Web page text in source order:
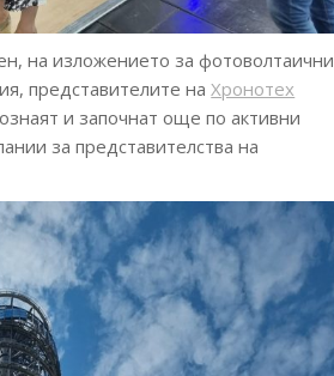
на изложението за фотоволтаични
представителите наХронотех
и започнат още по активни
за представителства на